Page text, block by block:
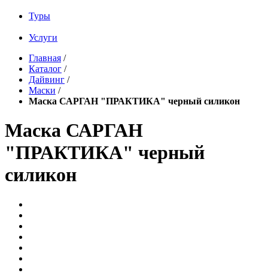
Туры
Услуги
Главная /
Каталог /
Дайвинг /
Маски /
Маска САРГАН "ПРАКТИКА" черный силикон
Маска САРГАН
"ПРАКТИКА" черный
силикон